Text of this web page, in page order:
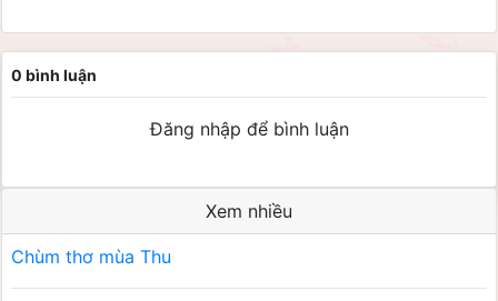
0 bình luận
Đăng nhập để bình luận
Xem nhiều
Chùm thơ mùa Thu